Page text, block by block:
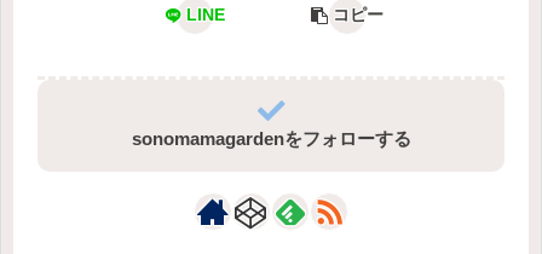
LINE コピー
sonomamagardenをフォローする